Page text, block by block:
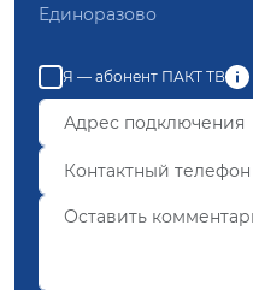
Единоразово
Я — абонент ПАКТ ТВ